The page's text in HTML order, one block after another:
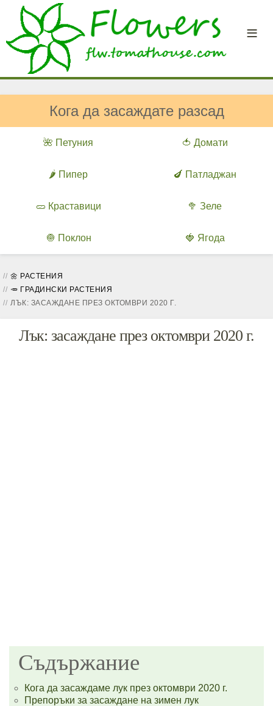
Кога да засаждате разсад
🌺 Петуния 🍅 Домати
🌶️ Пипер 🍆 Патладжан
🥒 Краставици 🥦 Зеле
🧅 Поклон 🍓 Ягода
🌼 РАСТЕНИЯ
🥕 ГРАДИНСКИ РАСТЕНИЯ
ЛЪК: ЗАСАЖДАНЕ ПРЕЗ ОКТОМВРИ 2020 Г.
Лък: засаждане през октомври 2020 г.
Съдържание
Кога да засаждаме лук през октомври 2020 г.
Препоръки за засаждане на зимен лук